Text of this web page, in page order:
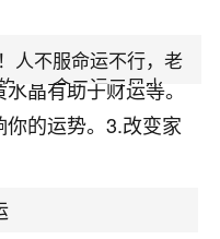
。2.佩戴吉祥物转
，如粉晶有助于爱情
晶有助于财运等。
的运势。3.改变家
人不服命运不行，老
一命二运三风水，
老师化太岁，看年
缘分啊！